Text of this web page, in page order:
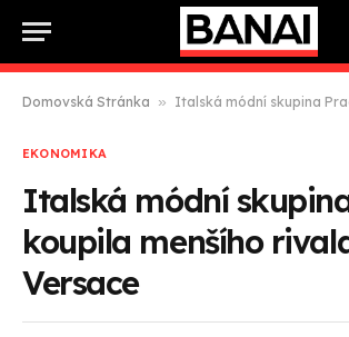
Domovská Stránka » Italská módní skupina Prada
EKONOMIKA
Italská módní
koupila menšího
Versace